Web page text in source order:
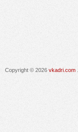
Copyright © 2026 vkadri.com